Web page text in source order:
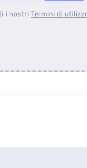
dispositivo
i nostri Termini di